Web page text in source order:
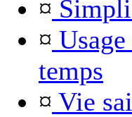
¤
¤
temps
¤ Vie